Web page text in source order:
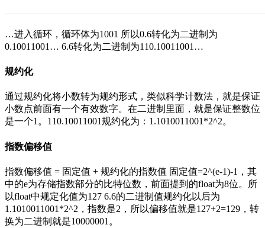
…进入循环，循环体为1001 所以0.6转化为二进制为
0.10011001… 6.6转化为二进制为110.10011001…
规约化
通过规约化将小数转为规约形式，类似科学计数法，就是保证
小数点前面有一个有效数字。在二进制里面，就是保证整数位
是一个1。110.10011001规约化为：1.1010011001*2^2。
指数偏移值
指数偏移值 = 固定值 + 规约化的指数值 固定值=2^(e-1)-1，其
中的e为存储指数部分的比特位数，前面提到的float为8位。所
以float中规定化值为127 6.6的二进制值规约化以后为
1.1010011001*2^2，指数是2，所以偏移值就是127+2=129，转
换为二进制就是10000001。